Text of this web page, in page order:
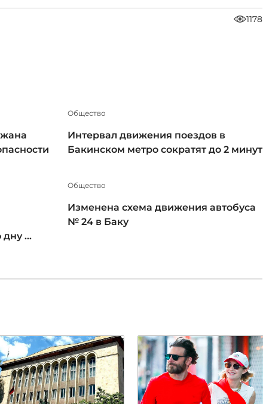
1178
Общество
Интервал движения поездов в
Бакинском метро сократят до 2 минут
...
Общество
Изменена схема движения автобуса
№ 24 в Баку